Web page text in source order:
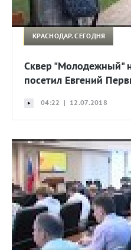
КРАСНОДАР. СЕГОДНЯ
Сквер "Молодежный"
посетил Евгений
04:22 | 12.07.2018